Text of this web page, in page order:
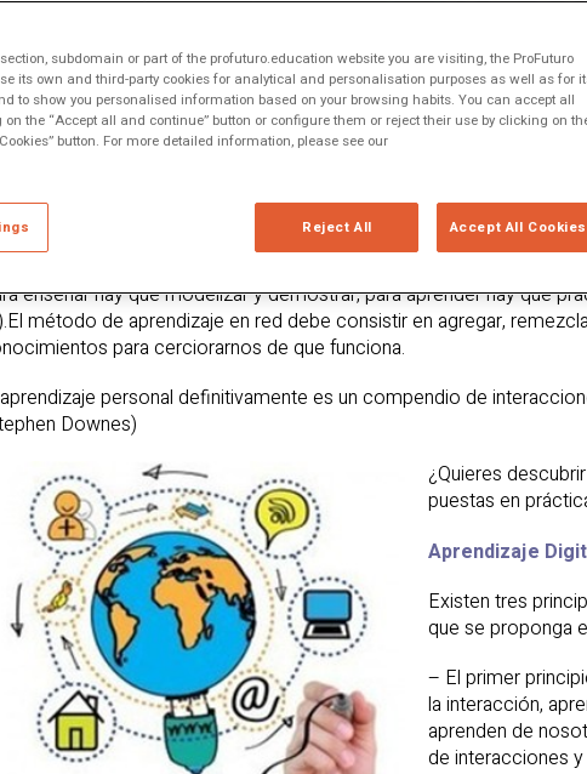
aprendizaje
y
para
enseñar hay que modelizar y demostrar, para aprender hay que
método de aprendizaje en red debe consistir en agregar,
para cerciorarnos de que funciona.
personal definitivamente es un compendio de
Downes)
¿Quieres
puestas en
Aprendizaje
Existen tres
que se proponga
– El primer
la interacción,
aprenden de
de interacciones
subdomain or part of the profuturo.education website you are visiting, the ProFuturo
its own and third-party cookies for analytical and personalisation purposes as well as for
to show you personalised information based on your browsing habits. You can accept all
on the “Accept all and continue” button or configure them or reject their use by clicking on
button. For more detailed information, please see our
Reject All Accept All Cookies